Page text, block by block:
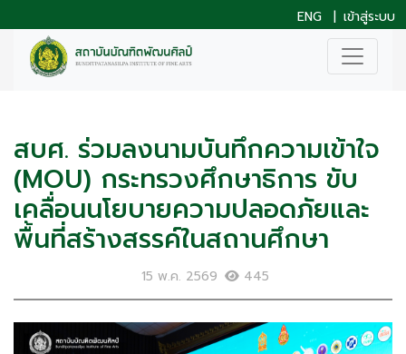
ENG | เข้าสู่ระบบ
สบศ. ร่วมลงนามบันทึกความเข้าใจ
(MOU) กระทรวงศึกษาธิการ ขับ
เคลื่อนนโยบายความปลอดภัยและ
พื้นที่สร้างสรรค์ในสถานศึกษา
15 พ.ค. 2569 445